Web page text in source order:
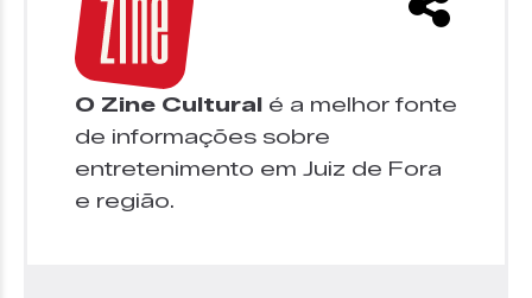
O Zine Cultural é a melhor fonte
de informações sobre
entretenimento em Juiz de Fora
e região.